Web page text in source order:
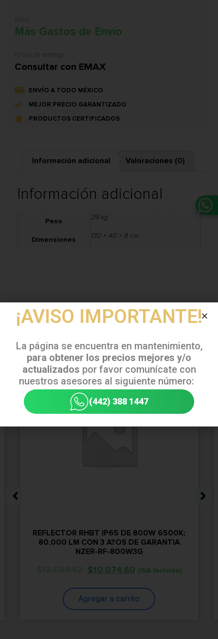
Más Gastos de Envío
Fecha de entrega:
Consultar con EMAX
ENVÍO A TODO MÉXICO
MEJOR PRECIO GARANTIZADO
PRODUCTOS CERTIFICADOS
Información adicional Valoraciones (0)
Información adicional
Peso 29 kg
Dimensiones 130 × 40 × 8 cm
LOS USUARIOS QUE VIERON ESTE
REFLECTOR RHBT IP65 DE 800W 6500K;
80,000 LM CON 3 A?OS DE GARANTIA
NZER-RF-800W3G
$10,074.60 (IVA Incluido)
Agregar a carrito
¡AVISO IMPORTANTE!
La página se encuentra en mantenimiento,
para obtener los precios mejores y/o
actualizados por favor comunícate con
nuestros asesores al siguiente número:
(442) 388 1447